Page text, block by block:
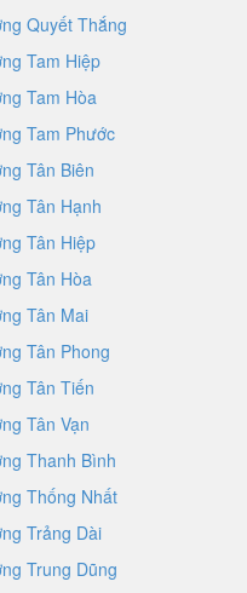
Quyết Thắng
Tam Hiệp
Tam Hòa
Tam Phước
Tân Biên
Tân Hạnh
Tân Hiệp
Tân Hòa
Tân Mai
Tân Phong
Tân Tiến
Tân Vạn
Thanh Bình
Thống Nhất
Trảng Dài
Trung Dũng